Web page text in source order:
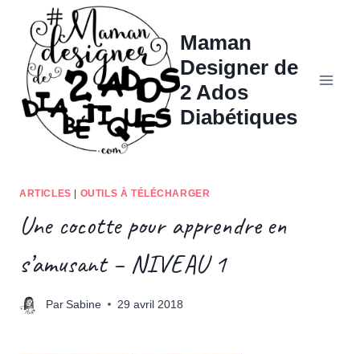
contenu
Maman
Designer de
2 Ados
Diabétiques
ARTICLES OUTILS À TÉLÉCHARGER
Une cocotte pour apprendre en
s’amusant – NIVEAU 1
Par Sabine 29 avril 2018